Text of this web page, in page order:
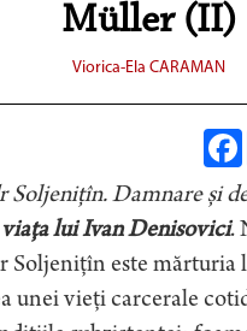
Müller (II)
Viorica-Ela CARAMAN
Soljenițîn. Damnare și
lui Ivan Denisovici.
Soljenițîn este mărturia
unei vieți carcerale